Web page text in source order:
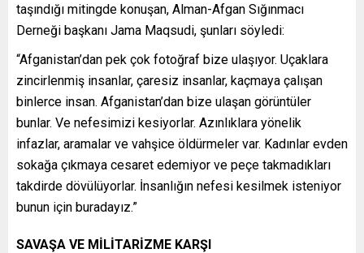
taşındığı mitingde konuşan, Alman-Afgan Sığınmacı
Derneği başkanı Jama Maqsudi, şunları söyledi:
“Afganistan’dan pek çok fotoğraf bize ulaşıyor. Uçaklara
zincirlenmiş insanlar, çaresiz insanlar, kaçmaya çalışan
binlerce insan. Afganistan’dan bize ulaşan görüntüler
bunlar. Ve nefesimizi kesiyorlar. Azınlıklara yönelik
infazlar, aramalar ve vahşice öldürmeler var. Kadınlar evden
sokağa çıkmaya cesaret edemiyor ve peçe takmadıkları
takdirde dövülüyorlar. İnsanlığın nefesi kesilmek isteniyor
bunun için buradayız.”
SAVAŞA VE MİLİTARİZME KARŞI